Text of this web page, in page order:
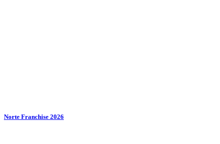
Norte Franchise 2026